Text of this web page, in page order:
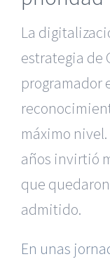
La
estrategia de
programador
máximo
años invirtió
que
admitido.
En unas